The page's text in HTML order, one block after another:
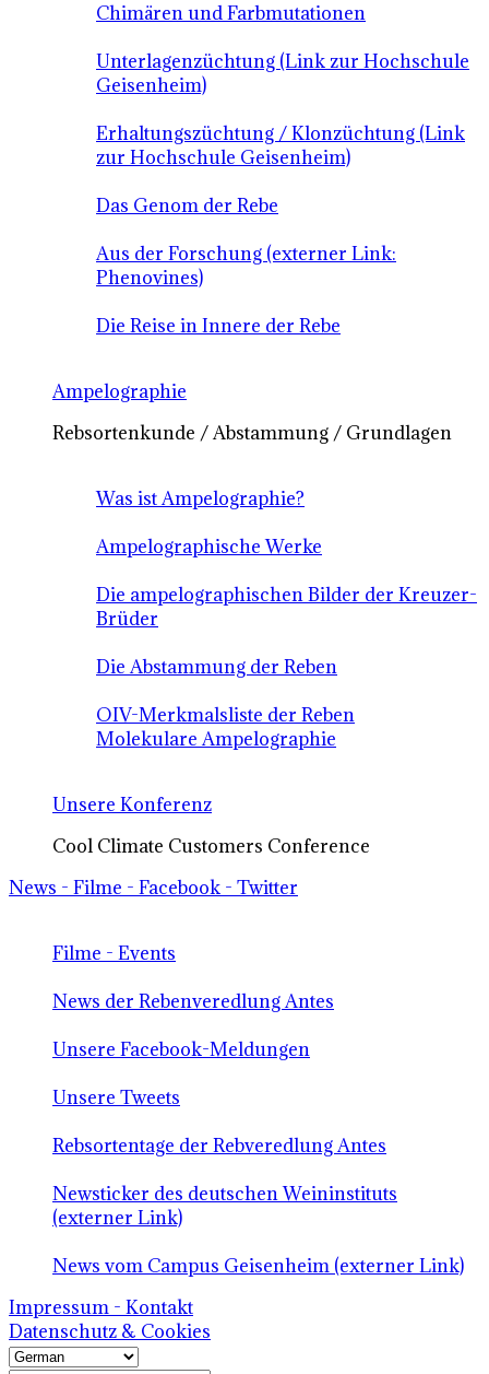
Chimären und Farbmutationen
Unterlagenzüchtung (Link zur Hochschule
Geisenheim)
Erhaltungszüchtung / Klonzüchtung (Link
zur Hochschule Geisenheim)
Das Genom der Rebe
Aus der Forschung (externer Link:
Phenovines)
Die Reise in Innere der Rebe
Ampelographie
Rebsortenkunde / Abstammung / Grundlagen
Was ist Ampelographie?
Ampelographische Werke
Die ampelographischen Bilder der Kreuzer-
Brüder
Die Abstammung der Reben
OIV-Merkmalsliste der Reben
Molekulare Ampelographie
Unsere Konferenz
Cool Climate Customers Conference
News - Filme - Facebook - Twitter
Filme - Events
News der Rebenveredlung Antes
Unsere Facebook-Meldungen
Unsere Tweets
Rebsortentage der Rebveredlung Antes
Newsticker des deutschen Weininstituts
(externer Link)
News vom Campus Geisenheim (externer Link)
Impressum - Kontakt
Datenschutz & Cookies